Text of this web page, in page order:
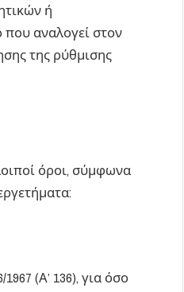
ή
που αναλογεί στον
της ρύθμισης
όροι, σύμφωνα
(Α’ 136), για όσο